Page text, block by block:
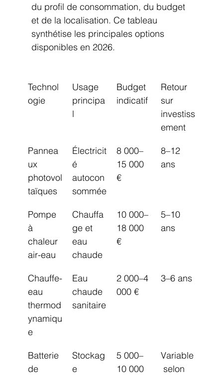
du profil de consommation, du budget
et de la localisation. Ce tableau
synthétise les principales options
disponibles en 2026.
Technol
ogie
Usage
principa
l
Budget
indicatif
Retour
sur
investiss
ement
Pannea
ux
photovol
taïques
Électricit
é
autocon
sommée
8 000–
15 000
€
8–12
ans
Pompe
à
chaleur
air-eau
Chauffa
ge et
eau
chaude
10 000–
18 000
€
5–10
ans
Chauffe-
eau
thermod
ynamiqu
e
Eau
chaude
sanitaire
2 000–4
000 €
3–6 ans
Batterie
de
Stockag
e
5 000–
10 000
Variable
selon